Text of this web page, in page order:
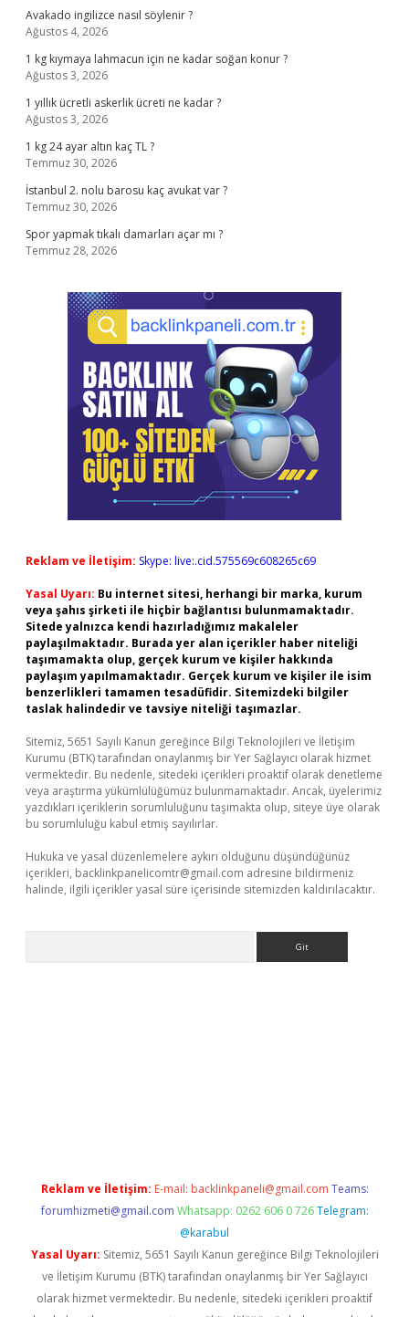
Avakado ingilizce nasıl söylenir ?
Ağustos 4, 2026
1 kg kıymaya lahmacun için ne kadar soğan konur ?
Ağustos 3, 2026
1 yıllık ücretli askerlik ücreti ne kadar ?
Ağustos 3, 2026
1 kg 24 ayar altın kaç TL ?
Temmuz 30, 2026
İstanbul 2. nolu barosu kaç avukat var ?
Temmuz 30, 2026
Spor yapmak tıkalı damarları açar mı ?
Temmuz 28, 2026
Reklam ve İletişim: Skype: live:.cid.575569c608265c69
Yasal Uyarı: Bu internet sitesi, herhangi bir marka, kurum
veya şahıs şirketi ile hiçbir bağlantısı bulunmamaktadır.
Sitede yalnızca kendi hazırladığımız makaleler
paylaşılmaktadır. Burada yer alan içerikler haber niteliği
taşımamakta olup, gerçek kurum ve kişiler hakkında
paylaşım yapılmamaktadır. Gerçek kurum ve kişiler ile isim
benzerlikleri tamamen tesadüfidir. Sitemizdeki bilgiler
taslak halindedir ve tavsiye niteliği taşımazlar.
Sitemiz, 5651 Sayılı Kanun gereğince Bilgi Teknolojileri ve İletişim
Kurumu (BTK) tarafından onaylanmış bir Yer Sağlayıcı olarak hizmet
vermektedir. Bu nedenle, sitedeki içerikleri proaktif olarak denetleme
veya araştırma yükümlülüğümüz bulunmamaktadır. Ancak, üyelerimiz
yazdıkları içeriklerin sorumluluğunu taşımakta olup, siteye üye olarak
bu sorumluluğu kabul etmiş sayılırlar.
Hukuka ve yasal düzenlemelere aykırı olduğunu düşündüğünüz
içerikleri, backlinkpanelicomtr@gmail.com adresine bildirmeniz
halinde, ilgili içerikler yasal süre içerisinde sitemizden kaldırılacaktır.
Reklam ve İletişim: E-mail: backlinkpaneli@gmail.com Teams:
forumhizmeti@gmail.com Whatsapp: 0262 606 0 726 Telegram:
@karabul
Yasal Uyarı: Sitemiz, 5651 Sayılı Kanun gereğince Bilgi Teknolojileri
ve İletişim Kurumu (BTK) tarafından onaylanmış bir Yer Sağlayıcı
olarak hizmet vermektedir. Bu nedenle, sitedeki içerikleri proaktif